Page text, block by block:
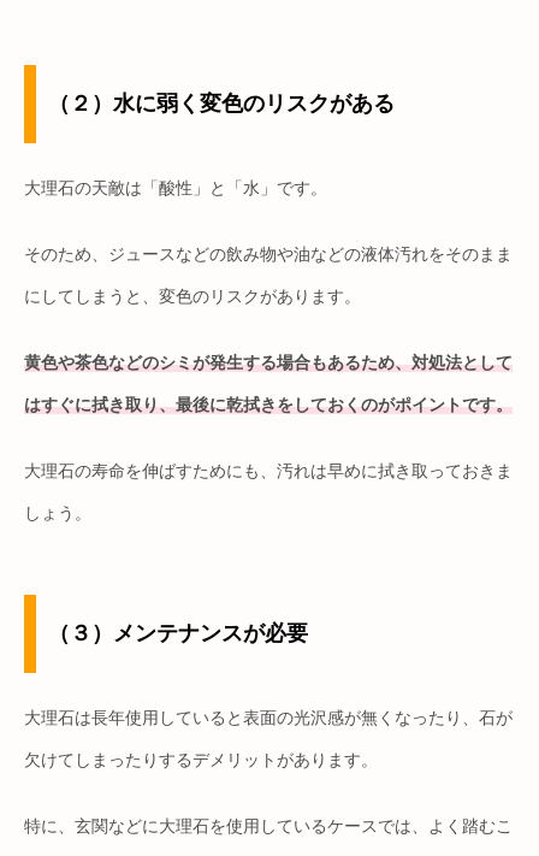
（２）水に弱く変色のリスクがある
大理石の天敵は「酸性」と「水」です。
そのため、ジュースなどの飲み物や油などの液体汚れをそのまま
にしてしまうと、変色のリスクがあります。
黄色や茶色などのシミが発生する場合もあるため、対処法として
はすぐに拭き取り、最後に乾拭きをしておくのがポイントです。
大理石の寿命を伸ばすためにも、汚れは早めに拭き取っておきま
しょう。
（３）メンテナンスが必要
大理石は長年使用していると表面の光沢感が無くなったり、石が
欠けてしまったりするデメリットがあります。
特に、玄関などに大理石を使用しているケースでは、よく踏むこ